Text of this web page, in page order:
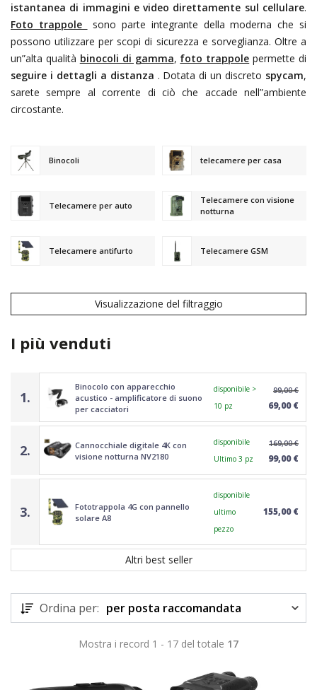
istantanea di immagini e video direttamente sul cellulare.
Foto trappole
sono parte integrante della modernache si
possono utilizzare per scopi di sicurezza e sorveglianza. Oltre a
un”alta qualità binocoli di gamma, foto trappole permette di
seguire i dettagli a distanza . Dotata di un discreto spycam,
sarete sempre al corrente di ciò che accade nell”ambiente
circostante.
Binocoli telecamere per casa
Telecamere per auto
Telecamere con visione
notturna
Telecamere antifurto Telecamere GSM
Visualizzazione del filtraggio
I più venduti
1.
Binocolo con apparecchio
acustico - amplificatore di suono
per cacciatori
disponibile >
10 pz
99,00 €
69,00 €
2.
Cannocchiale digitale 4K con
visione notturna NV2180
disponibile
Ultimo 3 pz
169,00 €
99,00 €
3.
Fototrappola 4G con pannello
solare A8
disponibile
ultimo
pezzo
155,00 €
Altri best seller
Ordina per: per posta raccomandata
Mostra i record 1 - 17 del totale 17